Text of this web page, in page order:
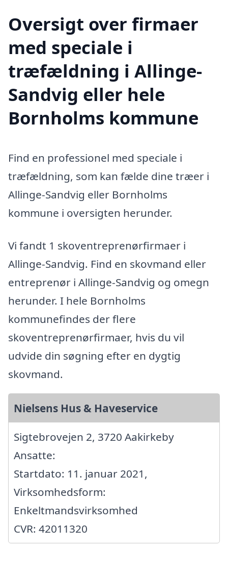
Oversigt over firmaer
med speciale i
træfældning i Allinge-
Sandvig eller hele
Bornholms kommune
Find en professionel med speciale i
træfældning, som kan fælde dine træer i
Allinge-Sandvig eller Bornholms
kommune i oversigten herunder.
Vi fandt 1 skoventreprenørfirmaer i
Allinge-Sandvig. Find en skovmand eller
entreprenør i Allinge-Sandvig og omegn
herunder. I hele Bornholms
kommunefindes der flere
skoventreprenørfirmaer, hvis du vil
udvide din søgning efter en dygtig
skovmand.
Nielsens Hus & Haveservice
Sigtebrovejen 2, 3720 Aakirkeby
Ansatte:
Startdato: 11. januar 2021,
Virksomhedsform:
Enkeltmandsvirksomhed
CVR: 42011320